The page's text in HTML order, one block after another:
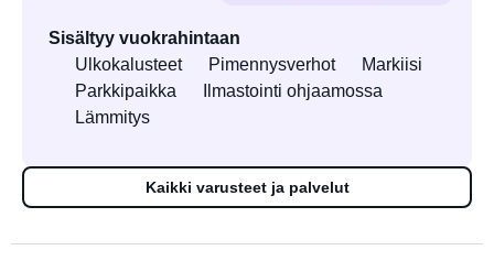
Sisältyy vuokrahintaan
Ulkokalusteet
Pimennysverhot
Markiisi
Parkkipaikka
Ilmastointi ohjaamossa
Lämmitys
Kaikki varusteet ja palvelut